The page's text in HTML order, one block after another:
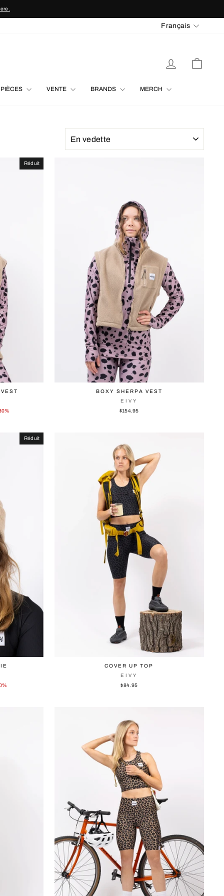
Français
SE
VENTE BRANDS MERCH
Réduit
BOXY SHERPA VEST
EIVY
$154.95
Réduit
COVER UP TOP
EIVY
$84.95